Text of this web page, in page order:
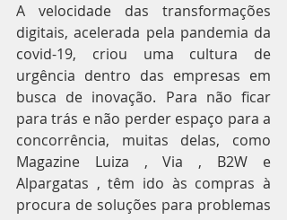
A velocidade das transformações
digitais, acelerada pela pandemia da
covid-19, criou uma cultura de
urgência dentro das empresas em
busca de inovação. Para não ficar
para trás e não perder espaço para a
concorrência, muitas delas, como
Magazine Luiza , Via , B2W e
Alpargatas , têm ido às compras à
procura de soluções para problemas